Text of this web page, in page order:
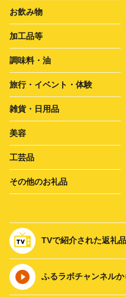
お飲み物
加工品等
調味料・油
旅行・イベント・体験
雑貨・日用品
美容
工芸品
その他のお礼品
TVで紹介された返礼
ふるラボチャンネル